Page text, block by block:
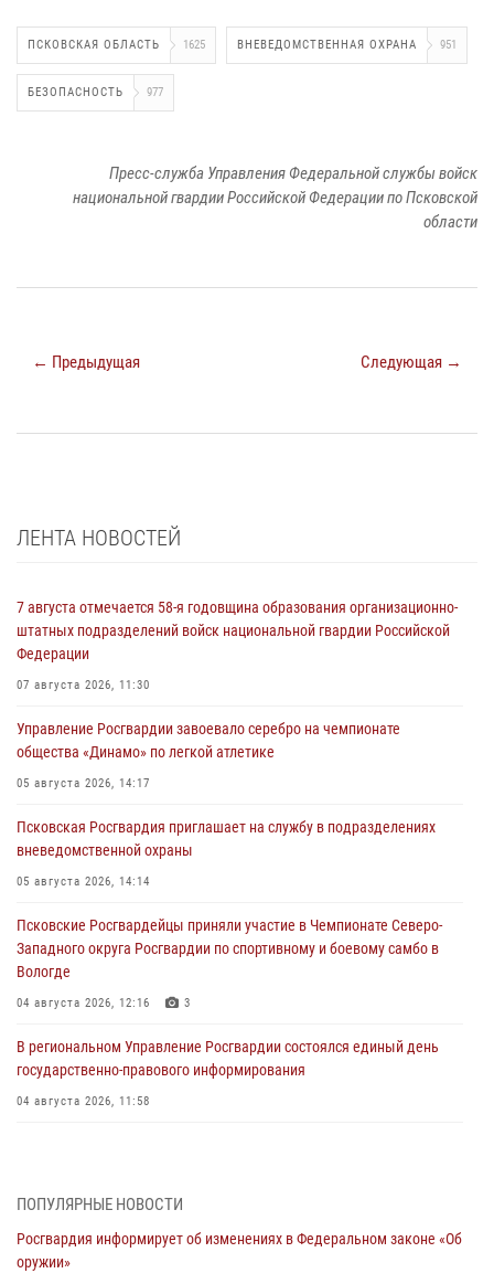
ПСКОВСКАЯ ОБЛАСТЬ 1625 ВНЕВЕДОМСТВЕННАЯ ОХРАНА 951
БЕЗОПАСНОСТЬ 977
Пресс-служба Управления Федеральной службы войск
национальной гвардии Российской Федерации по Псковской
области
← Предыдущая Следующая →
ЛЕНТА НОВОСТЕЙ
7 августа отмечается 58-я годовщина образования организационно-
штатных подразделений войск национальной гвардии Российской
Федерации
07 августа 2026, 11:30
Управление Росгвардии завоевало серебро на чемпионате
общества «Динамо» по легкой атлетике
05 августа 2026, 14:17
Псковская Росгвардия приглашает на службу в подразделениях
вневедомственной охраны
05 августа 2026, 14:14
Псковские Росгвардейцы приняли участие в Чемпионате Северо-
Западного округа Росгвардии по спортивному и боевому самбо в
Вологде
04 августа 2026, 12:16 3
В региональном Управление Росгвардии состоялся единый день
государственно-правового информирования
04 августа 2026, 11:58
03 августа 2026, 17:21
21 единицу оружия изъяли Псковские росгвардейцы за неделю
03 августа 2026, 14:10
ПОПУЛЯРНЫЕ НОВОСТИ
Росгвардия информирует об изменениях в Федеральном законе «Об
оружии»